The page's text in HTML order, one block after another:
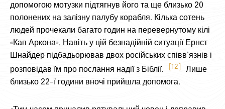
допомогою мотузки підтягнув його та ще близько 20
полонених на залізну палубу корабля. Кілька сотень
людей прочекали багато годин на перевернутому кілі
«Кап Аркона». Навіть у цій безнадійній ситуації Ернст
Шнайдер підбадьорював двох російських співв’язнів і
розповідав їм про послання надії з Біблії.
12
Лише
близько 22-ї години вночі прийшла допомога.